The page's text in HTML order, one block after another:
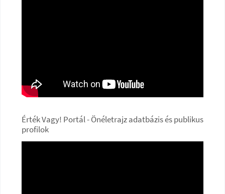
Érték Vagy! Portál - Önéletrajz adatbázis és publikus
profilok